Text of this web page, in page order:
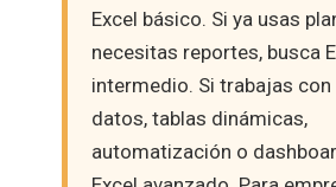
Excel básico. Si ya usas
necesitas reportes, busca
intermedio. Si trabajas
datos, tablas dinámicas,
automatización o